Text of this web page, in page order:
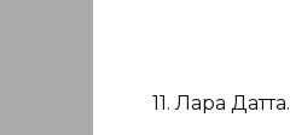
11. Лара Датта.